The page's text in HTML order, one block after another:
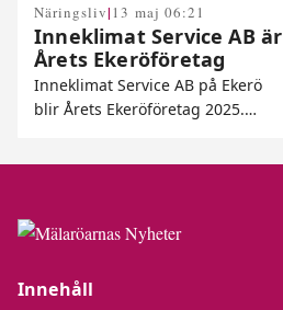
Näringsliv| 13 maj 06:21
Inneklimat Service AB är
Årets Ekeröföretag
Inneklimat Service AB på Ekerö
blir Årets Ekeröföretag 2025.…
Innehåll